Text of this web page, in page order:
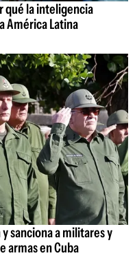
qué la inteligencia
América Latina
sanciona a militares y
armas en Cuba